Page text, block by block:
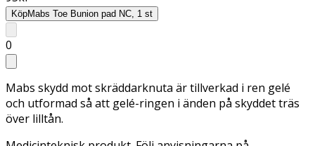
KöpMabs Toe Bunion pad NC, 1 st
0
Mabs skydd mot skräddarknuta är tillverkad i ren gelé
och utformad så att gelé-ringen i änden på skyddet träs
över lilltån.